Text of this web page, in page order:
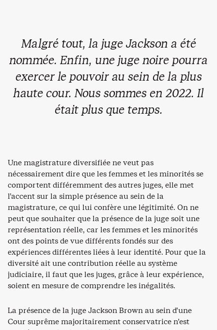
Malgré tout, la juge Jackson a été
nommée. Enfin, une juge noire pourra
exercer le pouvoir au sein de la plus
haute cour. Nous sommes en 2022. Il
était plus que temps.
Une magistrature diversifiée ne veut pas
nécessairement dire que les femmes et les minorités se
comportent différemment des autres juges, elle met
l’accent sur la simple présence au sein de la
magistrature, ce qui lui confère une légitimité. On ne
peut que souhaiter que la présence de la juge soit une
représentation réelle, car les femmes et les minorités
ont des points de vue différents fondés sur des
expériences différentes liées à leur identité. Pour que la
diversité ait une contribution réelle au système
judiciaire, il faut que les juges, grâce à leur expérience,
soient en mesure de comprendre les inégalités.
La présence de la juge Jackson Brown au sein d’une
Cour suprême majoritairement conservatrice n’est